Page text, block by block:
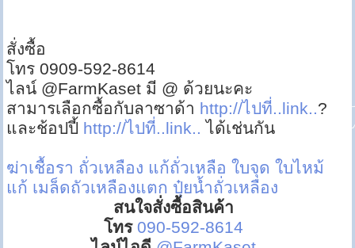
สั่งซื้อ
โทร 0909-592-8614
ไลน์ @FarmKaset มี @ ด้วยนะคะ
สามารเลือกซื้อกับลาซาด้า http://ไปที่..link..?
และช้อปปี้ http://ไปที่..link.. ได้เช่นกัน
ฆ่าเชื้อรา ถั่วเหลือง แก้ถั่วเหลือ ใบจุด ใบไหม้
แก้ เมล็ดถัวเหลืองแตก ปุ๋ยน้ำถั่วเหลือง
สนใจสั่งซื้อสินค้า
โทร 090-592-8614